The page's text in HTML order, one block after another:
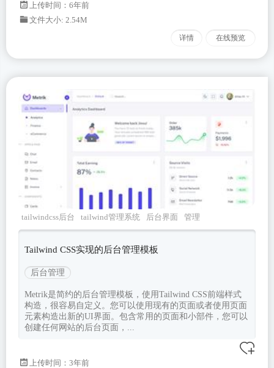
上传时间：6年前
文件大小: 2.54M
详情 在线预览
tailwindcss后台 tailwind管理系统 后台界面
管理
系统ui
metrik
Tailwind CSS实现的后台管理模板
后台管理
Metrik是简约的后台管理模板，使用Tailwind CSS前端样式
构造，很容易自定义。您可以使用现有的页面或者使用页面
元素构造出新的UI界面。包含常用的页面和小部件，您可以
创建任何网站的后台页面，...
上传时间：3年前